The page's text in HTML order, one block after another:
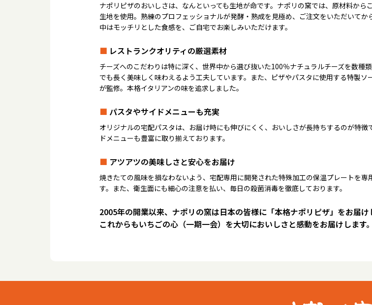
ナポリピザのおいしさは、なんといっても生地が命です。ナポリの窯では、原材料か
生地を使用。熟練のプロフェッショナルが発酵・熟成を見極め、ご注文をいただいてか
中はモッチリとした食感を、ご自宅でお楽しみいただけます。
■ レストランクオリティの厳選素材
チーズへのこだわりは特に深く、世界中から選び抜いた100％ナチュラルチーズを数種
でも長く美味しく味わえるよう工夫しています。また、ピザやパスタに使用する特製
が監修。本格イタリアンの味を追求しました。
■ パスタやサイドメニューも充実
オリジナルの宅配パスタは、お届け時にも伸びにくく、おいしさが長持ちするのが特
ドメニューも豊富に取り揃えております。
■ アツアツの美味しさと安心をお届け
焼きたての風味を損なわないよう、宅配専用に開発された特殊加工の保温プレートを
す。また、衛生面にも細心の注意を払い、毎日の殺菌消毒を徹底しております。
2005年の開業以来、ナポリの窯は日本の皆様に「本格ナポリピザ」をお届け
これからもいちごの心（一期一会）を大切においしさと感動をお届けします。